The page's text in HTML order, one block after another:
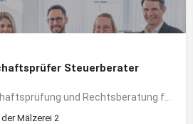
Steuerberater
der Mälzerei 2